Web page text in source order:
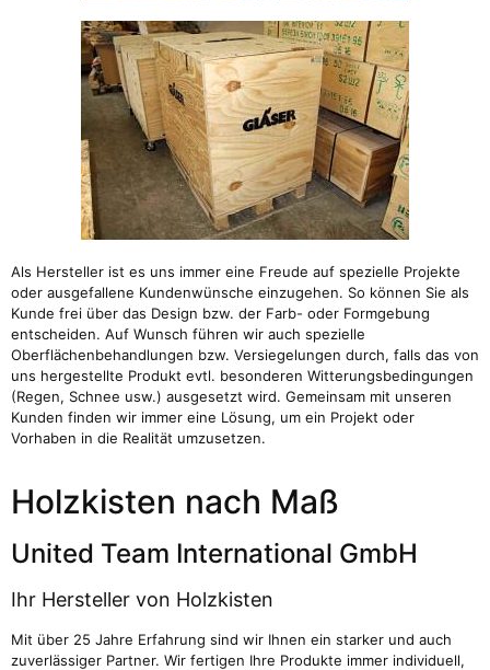
Als Hersteller ist es uns immer eine Freude auf spezielle Projekte
oder ausgefallene Kundenwünsche einzugehen. So können Sie als
Kunde frei über das Design bzw. der Farb- oder Formgebung
entscheiden. Auf Wunsch führen wir auch spezielle
Oberflächenbehandlungen bzw. Versiegelungen durch, falls das von
uns hergestellte Produkt evtl. besonderen Witterungsbedingungen
(Regen, Schnee usw.) ausgesetzt wird. Gemeinsam mit unseren
Kunden finden wir immer eine Lösung, um ein Projekt oder
Vorhaben in die Realität umzusetzen.
Holzkisten nach Maß
United Team International GmbH
Ihr Hersteller von Holzkisten
Mit über 25 Jahre Erfahrung sind wir Ihnen ein starker und auch
zuverlässiger Partner. Wir fertigen Ihre Produkte immer individuell,